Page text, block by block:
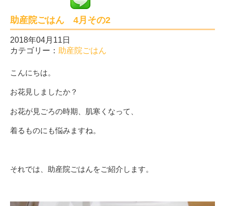
助産院ごはん 4月その2
2018年04月11日
カテゴリー： 助産院ごはん
こんにちは。
お花見しましたか？
お花が見ごろの時期、肌寒くなって、
着るものにも悩みますね。
それでは、助産院ごはんをご紹介します。